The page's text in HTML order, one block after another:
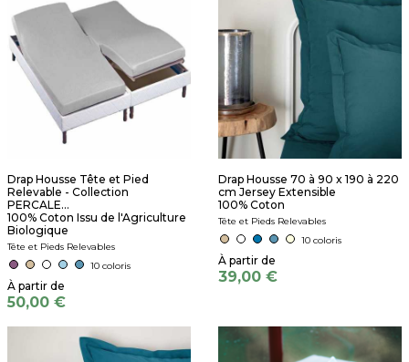
Drap Housse Tête et Pied
Relevable - Collection
PERCALE...
100% Coton Issu de l'Agriculture
Biologique
Tête et Pieds Relevables
10 coloris
50,00 €
Drap Housse 70 à 90 x 190 à 220
cm Jersey Extensible
100% Coton
Tête et Pieds Relevables
10 coloris
39,00 €